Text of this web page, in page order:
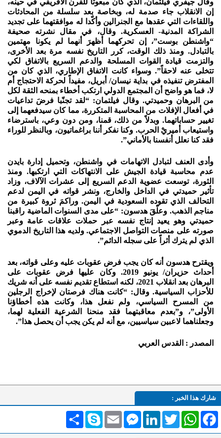
وقال جيفري فيلتمان، الذي كان مبعوثاً للقرن الأفريقي في حينه،
إن الانقلاب جاء صدمة له، وبخاصة بعد سلسلة من المحادثات
واللقاءات التي عقدها مع الجنرالين وأكّدا له موافقتهما على تجديد
الشراكة المدنية- العسكرية. وقال، في مقال نشرته صحيفة
“واشنطن بوست”، إن تحركهما أظهرَ أنهما لم يكونا مهتمين
بالتبادل. ومنذ ذلك الوقت، كرر التاريخ نفسه مرة بعد الأخرى،
والتزمت قيادة القوات المسلحة والدعم السريع بالاتفاق لكي
تتخلى عنه لاحقاً”. وسواء كانت الاتفاق الإطاري، الذي كان من
المفترض تنفيذه في بداية نيسان/ أبريل، مفيداً لحركة الاحتجاج أم
لا، فما هو واضح أن المجتمع الدولي ارتكب أخطاء بمنحه الثقة لكل
من البرهان وحميدتي. وقال فيلتمان: “لقد تجنّبا فرضَ تداعيات
في أفعال الإفلات من المحاسبة المتكررة، مما كان سيدفعهما إلى
تغيير حساباتهما. وبدلاً من ذلك، قمنا، ومن دون وعي، باسترضاء
واستيعاب أميريْ الحرب. وكنا نفكر أننا براغماتيون، وبالنظر للوراء
فقد كنا نعلل أنفسنا بالأماني”.
وأدى العنف لتبادل الاتهامات في واشنطن، وتحميل إدارة بايدن
عدم محاسبة قيادة الجيش على الانتهاكات التي ارتكبها. ومنذ
الثورة، توسعت عضوية الدعم السريع إلى عشرات الآلاف، وزاد
تأثير حميدتي في الداخل والخارج، ونشر قواته في اليمن لدعم
التحالف الذي تقوده السعودية في اليمن. وراكمَ ثروة كبيرة من
مناجم الذهب. وعلّقَ هدسون: “على مدى السنوات الماضية راقبنا
حميدتي وهو يعيد إنتاج نفسه عبر حملات علاقات عامة وعبر
صورته على منصات التواصل الاجتماعي. ولديه هذا التاريخ الدموي
الذي لم يترك أثراً على سجله الدائم”.
ويقترح هدسون أنه كان يجب فرض عقوبات عليه وعلى قواته، بعد
أحداث حزيران/ يونيو 2019. وكان عليها فرض عقوبات على
البرهان بعد انقلاب 2021، لكنه استطاع تقديم نفسه على أنه شريك
للأحزاب السياسية. وقال: “كانت هناك فرصتان لإخراج الرجلين
من المسرح السياسي، ولم نفعل هذا، وكانت هذه أخطاؤنا
الأولى”، و”بعدم معاقبتهما فقد منحنا الشرعية الفعلية لهما،
وجعلناهما لاعبين سياسيين، مع أنه لم يكن يجب أن يحصل هذا”.
المصدر : القدس العربي
شارك هذا الخبر :
انشر Skype Email
MessengerLinkedInTwitterWhatsAppFacebook